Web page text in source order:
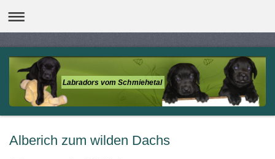
Labradors vom Schmiehetal
Alberich zum wilden Dachs